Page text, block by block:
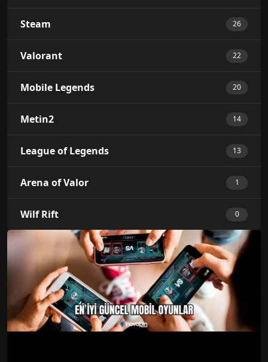
Steam 26
Valorant 22
Mobile Legends 20
Metin2 14
League of Legends 13
Arena of Valor 1
Wilf Rift 0